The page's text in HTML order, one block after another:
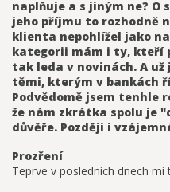
naplňuje a s jiným ne? O
jeho příjmu to rozhodně
klienta nepohlížel jako
kategorii mám i ty, kteří
tak leda v novinách. A
těmi, kterým v bankách
Podvědomě jsem tenhle
že nám zkrátka spolu je
důvěře. Později i
Prozření
Teprve v posledních dnech